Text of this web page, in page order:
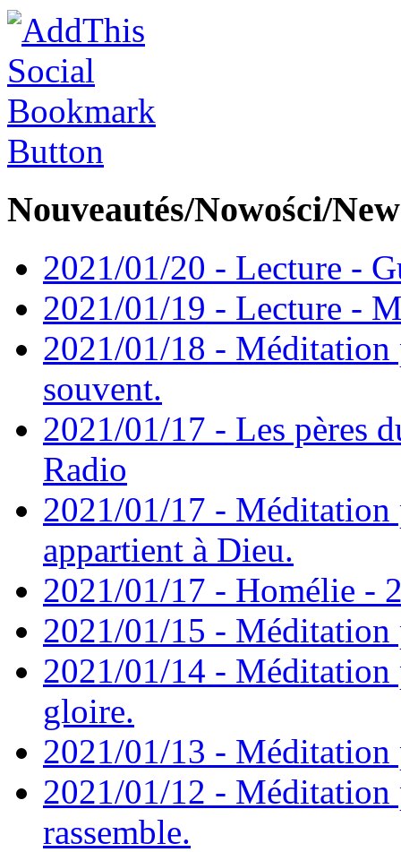
Nouveautés/Nowości/
2021/01/20 - Lecture -
2021/01/19 - Lecture -
2021/01/18 - Méditation
souvent.
2021/01/17 - Les pères
Radio
2021/01/17 - Méditation
appartient à Dieu.
2021/01/17 - Homélie -
2021/01/15 - Méditation
2021/01/14 - Méditation
gloire.
2021/01/13 - Méditation
2021/01/12 - Méditation
rassemble.